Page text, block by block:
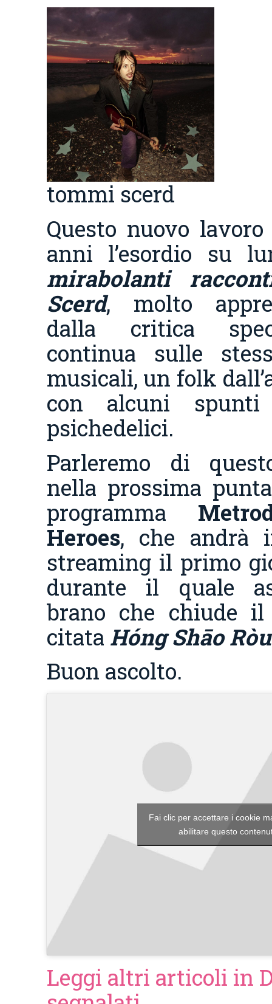
tommi scerd
Questo nuovo
anni l’esordio su
mirabolanti
Scerd, molto
dalla critica
continua sulle
musicali, un folk
con alcuni
psichedelici.
Parleremo di
nella prossima
programma
Heroes, che andrà
streaming il primo
durante il quale
brano che chiude
citata Hóng Shāo Ròu
Buon ascolto.
Fai clic per accettare i cookie
abilitare questo
Leggi altri articoli in